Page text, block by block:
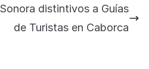
distintivos a Guías
de Turistas en Caborca
en el tema de salud
y para el municipio